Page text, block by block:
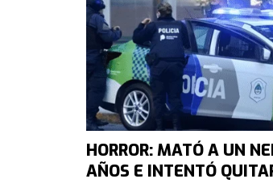
HORROR: MATÓ A UN
AÑOS E INTENTÓ